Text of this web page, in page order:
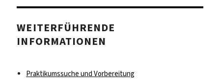
WEITERFÜHRENDE
INFORMATIONEN
Praktikumssuche und Vorbereitung